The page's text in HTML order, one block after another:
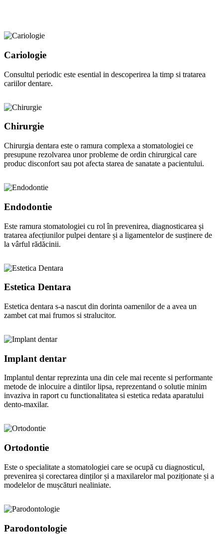
Cariologie
Consultul periodic este esential in descoperirea la timp si tratarea
cariilor dentare.
Chirurgie
Chirurgia dentara este o ramura complexa a stomatologiei ce
presupune rezolvarea unor probleme de ordin chirurgical care
produc disconfort sau pot afecta starea de sanatate a pacientului.
Endodontie
Este ramura stomatologiei cu rol în prevenirea, diagnosticarea și
tratarea afecțiunilor pulpei dentare și a ligamentelor de susținere de
la vârful rădăcinii.
Estetica Dentara
Estetica dentara s-a nascut din dorinta oamenilor de a avea un
zambet cat mai frumos si stralucitor.
Implant dentar
Implantul dentar reprezinta una din cele mai recente si performante
metode de inlocuire a dintilor lipsa, reprezentand o solutie minim
invaziva in raport cu functionalitatea si estetica redata aparatului
dento-maxilar.
Ortodontie
Este o specialitate a stomatologiei care se ocupă cu diagnosticul,
prevenirea și corectarea dinților și a maxilarelor mal poziționate și a
modelelor de mușcături nealiniate.
Parodontologie